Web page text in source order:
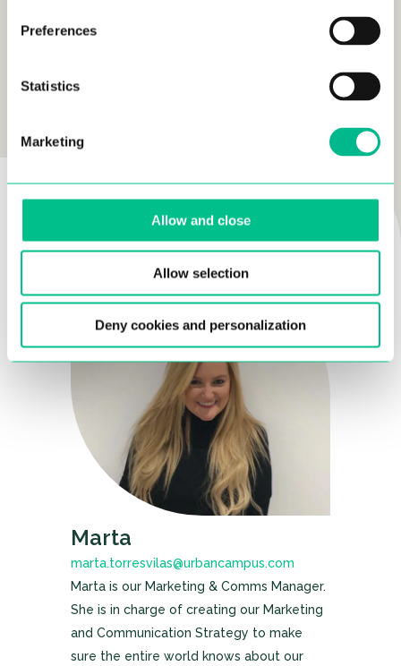
Preferences
Statistics
Marketing
Allow and close
Allow selection
Deny cookies and personalization
AUTHOR
Marta
marta.torresvilas@urbancampus.com
Marta is our Marketing & Comms Manager.
She is in charge of creating our Marketing
and Communication Strategy to make
sure the entire world knows about our